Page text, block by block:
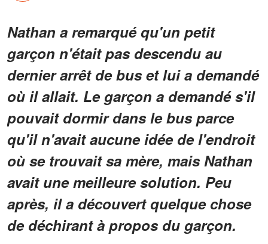
Nathan a remarqué qu'un petit
garçon n'était pas descendu au
dernier arrêt de bus et lui a demandé
où il allait. Le garçon a demandé s'il
pouvait dormir dans le bus parce
qu'il n'avait aucune idée de l'endroit
où se trouvait sa mère, mais Nathan
avait une meilleure solution. Peu
après, il a découvert quelque chose
de déchirant à propos du garçon.